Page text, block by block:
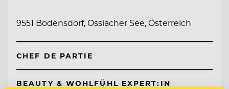
9551 Bodensdorf, Ossiacher See, Österreich
CHEF DE PARTIE
BEAUTY & WOHLFÜHL EXPERT:IN